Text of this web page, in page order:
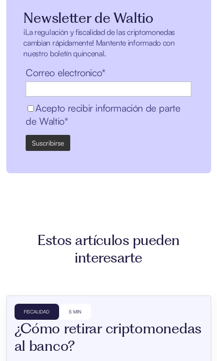
Newsletter de Waltio
¡La regulación y fiscalidad de las criptomonedas
cambian rápidamente! Mantente informado con
nuestro boletín quincenal.
Correo electronico*
Acepto recibir información de parte
de Waltio*
Estos artículos pueden
interesarte
FISCALIDAD 5 MIN
¿Cómo retirar criptomonedas
al banco?